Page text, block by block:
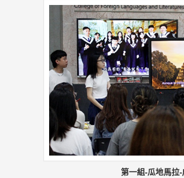
第一組-瓜地馬拉-